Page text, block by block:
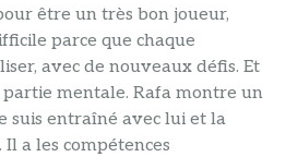
être un très bon joueur,
parce que chaque
avec de nouveaux défis. Et
mentale. Rafa montre un
suis entraîné avec lui et la
a les compétences